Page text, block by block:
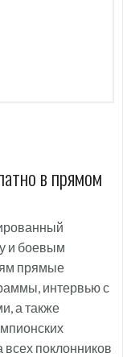
в прямом
и боевым
прямые
интервью с
а также
поклонников